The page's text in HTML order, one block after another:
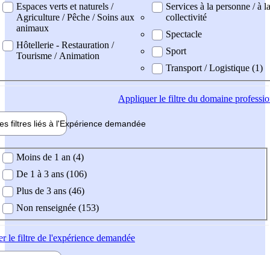
Espaces verts et naturels /
Agriculture / Pêche / Soins aux
animaux
Hôtellerie - Restauration /
Tourisme / Animation
Services à la personne / à la
collectivité
Spectacle
Sport
Transport / Logistique (1)
Appliquerle filtre du domaine
filtres liés à l'Expérience demandée
demandée
Moins de 1 an (4)
De 1 à 3 ans (106)
Plus de 3 ans (46)
Non renseignée (153)
le filtre de l'expérience demandée